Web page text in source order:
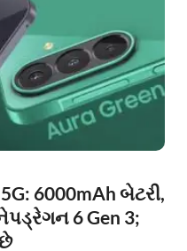
6000mAh બેટરી,
6 Gen 3;